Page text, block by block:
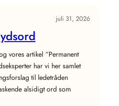
juli 31, 2026
vores artikel “Permanent
har vi her samlet
til ledetråden
alsidigt ord som